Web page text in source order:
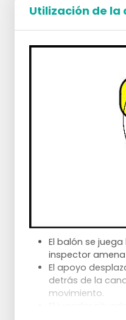
Utilización de
El balón se
inspector
El apoyo
detrás de la
movimiento.